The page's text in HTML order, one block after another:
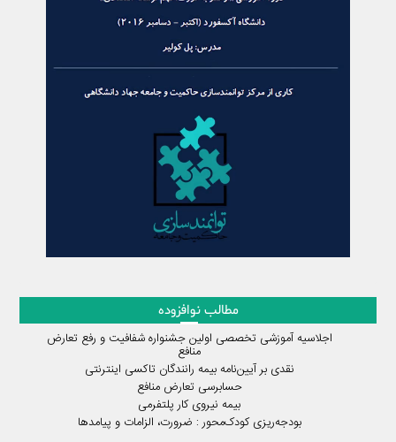
مطالب نوافزوده
اجلاسیه آموزشی تخصصی اولین جشنواره شفافیت و رفع تعارض
منافع
نقدی بر آیین‌نامه بیمه رانندگان تاکسی اینترنتی
حسابرسی تعارض منافع
بیمه نیروی کار پلتفرمی
بودجه‌ریزی کودک‌محور : ضرورت، الزامات و پیامدها